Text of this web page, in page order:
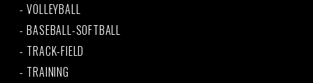
VOLLEYBALL
BASEBALL-SOFTBALL
TRACK-FIELD
TRAINING